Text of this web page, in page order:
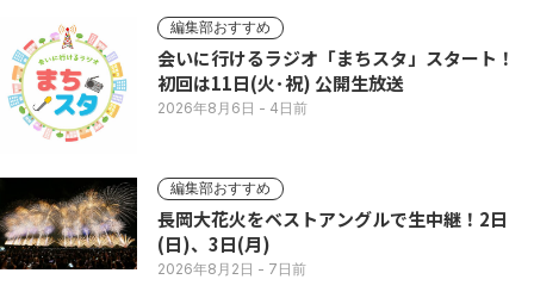
編集部おすすめ
会いに行けるラジオ「まちスタ」スタート！
初回は11日(火･祝) 公開生放送
2026年8月6日 - 4日前
編集部おすすめ
長岡大花火をベストアングルで生中継！2日
(日)、3日(月)
2026年8月2日 - 7日前